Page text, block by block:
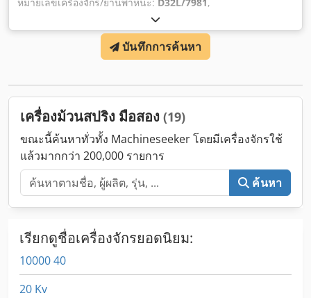
หมายเลขเครื่องจักร/ยานพาหนะ: D32L/7981,
บันทึกการค้นหา
เครื่องม้วนสปริง มือสอง (19)
ขณะนี้ค้นหาทั่วทั้ง Machineseeker โดยมีเครื่องจักรใช้
แล้วมากกว่า 200,000 รายการ
ค้นหา
เรียกดูชื่อเครื่องจักรยอดนิยม:
10000 40
20 Kv